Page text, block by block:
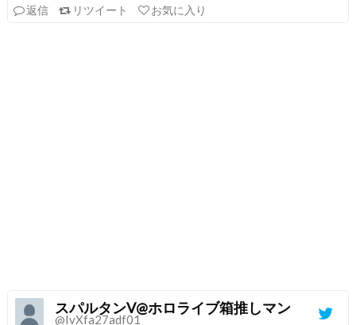
返信
リツイート お気に入り
スパルタンV@ホロライブ箱推しマン
@IvXfa27adf01